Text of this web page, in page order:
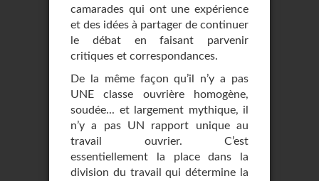
camarades qui ont une expérience
et des idées à partager de continuer
le débat en faisant parvenir
critiques et correspondances.
De la même façon qu’il n’y a pas
UNE classe ouvrière homogène,
soudée... et largement mythique, il
n’y a pas UN rapport unique au
travail ouvrier. C’est
essentiellement la place dans la
division du travail qui détermine la